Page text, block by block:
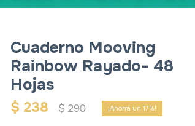
Cuaderno Mooving
Rainbow Rayado- 48
Hojas
$ 238 $290 17